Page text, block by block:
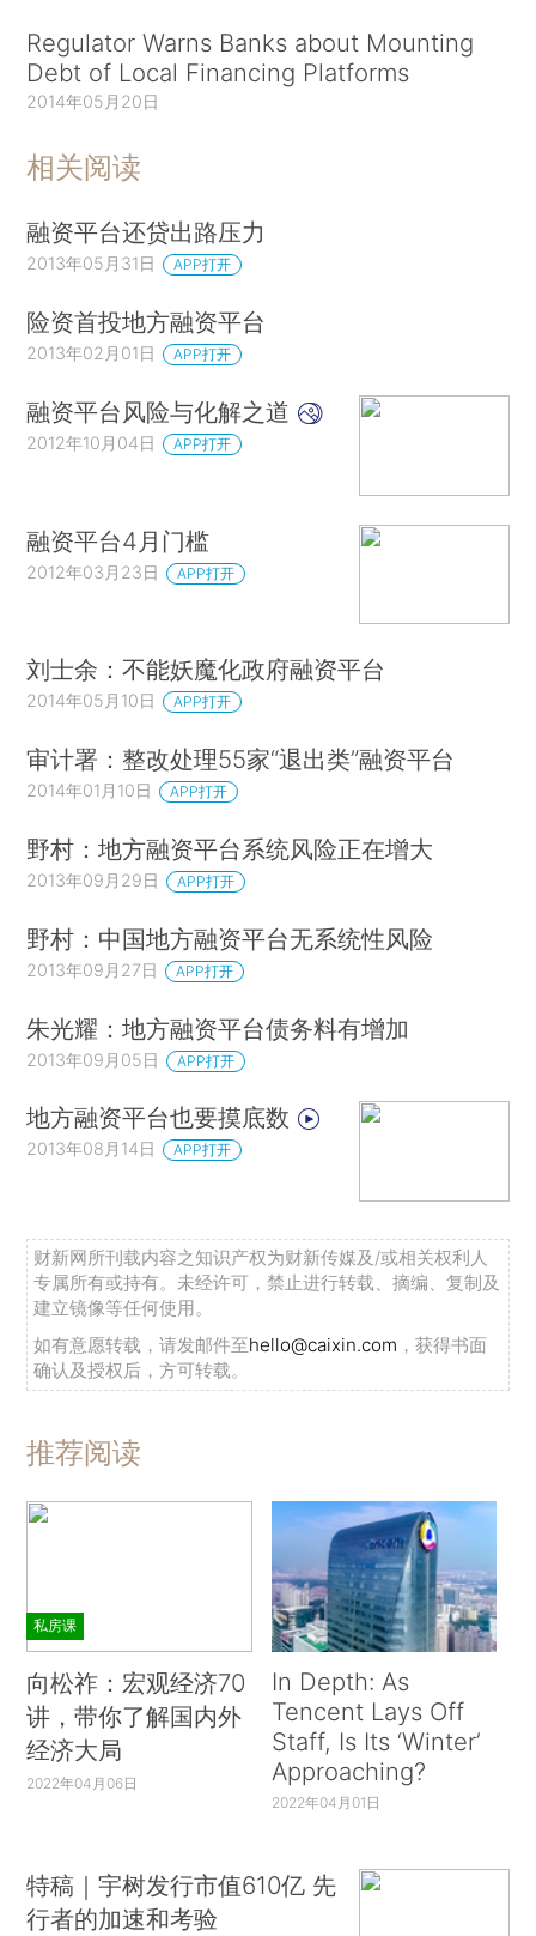
Regulator Warns Banks about Mounting
Debt of Local Financing Platforms
2014年05月20日
相关阅读
融资平台还贷出路压力
2013年05月31日 APP打开
险资首投地方融资平台
2013年02月01日 APP打开
融资平台风险与化解之道
2012年10月04日 APP打开
融资平台4月门槛
2012年03月23日 APP打开
刘士余：不能妖魔化政府融资平台
2014年05月10日 APP打开
审计署：整改处理55家“退出类”融资平台
2014年01月10日 APP打开
野村：地方融资平台系统风险正在增大
2013年09月29日 APP打开
野村：中国地方融资平台无系统性风险
2013年09月27日 APP打开
朱光耀：地方融资平台债务料有增加
2013年09月05日 APP打开
地方融资平台也要摸底数
2013年08月14日 APP打开
财新网所刊载内容之知识产权为财新传媒及/或相关权利人
专属所有或持有。未经许可，禁止进行转载、摘编、复制及
建立镜像等任何使用。
如有意愿转载，请发邮件至hello@caixin.com ，获得书面
确认及授权后，方可转载。
推荐阅读
私房课
向松祚：宏观经济70
讲，带你了解国内外
经济大局
2022年04月06日
In Depth: As
Tencent Lays Off
Staff, Is Its ‘Winter’
Approaching?
2022年04月01日
特稿｜宇树发行市值610亿 先
行者的加速和考验